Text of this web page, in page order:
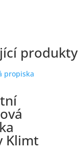
produkty
Klimt